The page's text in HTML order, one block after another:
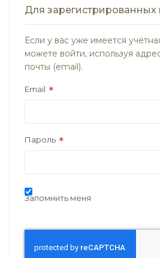
Для зарегистрированных
Если у вас уже имеется
можете войти, используя
почты (email).
Email
Пароль
Запомнить меня